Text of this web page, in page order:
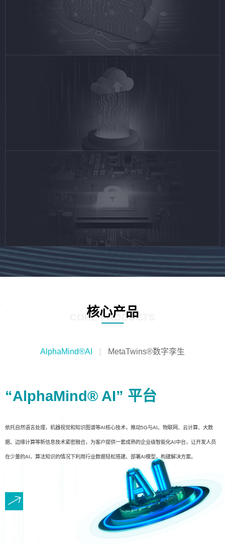
核心产品
CORE PRODUCTS
AlphaMind®AI MetaTwins®数字孪生
“AlphaMind® AI” 平台
依托自然语言处理，机器视觉和知识图谱等AI核心技术，推动5G与AI、物联网、云计算、大数
据、边缘计算等新信息技术紧密融合，为客户提供一套成熟的企业级智能化AI中台，让开发人员
在少量的AI、算法知识的情况下利用行业数据轻松搭建、部署AI模型，构建解决方案。